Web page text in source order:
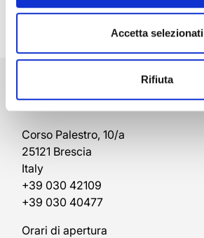
Accetta selezionati
Rifiuta
Rivenditore Autorizzato Rolex
Corso Palestro, 10/a
25121 Brescia
Italy
+39 030 42109
+39 030 40477
Orari di apertura